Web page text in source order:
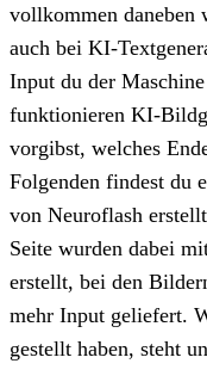
vollkommen
auch bei KI-
Input du der
funktionieren KI-
vorgibst, welches
Folgenden findest du
von Neuroflash
Seite wurden dabei
erstellt, bei den
mehr Input geliefert.
gestellt haben, steht